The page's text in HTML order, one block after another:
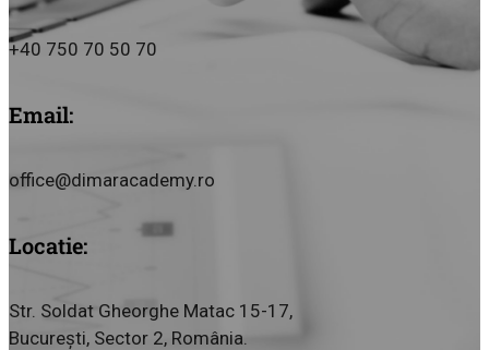
+40 750 70 50 70
Email:
office@dimaracademy.ro
Locatie:
Str. Soldat Gheorghe Matac 15-17,
București, Sector 2, România.